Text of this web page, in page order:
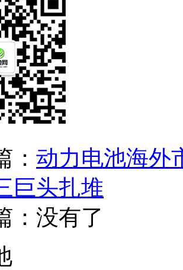
： 动力电池海外
巨头扎堆
：没有了